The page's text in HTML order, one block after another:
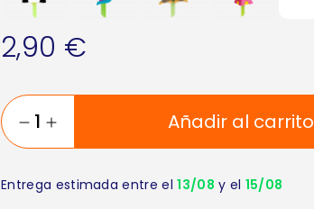
2,90 €
Añadir al carrito
Entrega estimada entre el13/08 y el 15/08